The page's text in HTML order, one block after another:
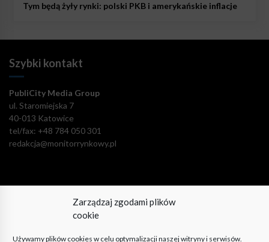
Zarządzaj zgodami plików
cookie
Używamy plików cookies w celu optymalizacji naszej witryny i serwisów.
Tym będą żyły rynki: polski PKB i amerykańskie inflacje
Szybki kontakt
PubliCity Media Group
ul. Staromiejska 7
40-013 Katowice
tel/fax: +48 784 050 301
redakcja@monitorrynkowy.pl
Pozostańmy w kontakcie!